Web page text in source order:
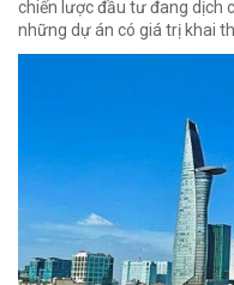
chiến lược đầu tư đang dịch
những dự án có giá trị khai